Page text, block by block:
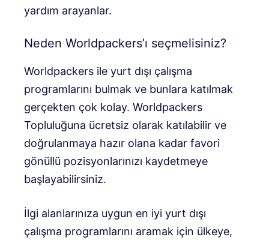
yardım arayanlar.
Neden Worldpackers’ı seçmelisiniz?
Worldpackers ile yurt dışı çalışma
programlarını bulmak ve bunlara katılmak
gerçekten çok kolay. Worldpackers
Topluluğuna ücretsiz olarak katılabilir ve
doğrulanmaya hazır olana kadar favori
gönüllü pozisyonlarınızı kaydetmeye
başlayabilirsiniz.
İlgi alanlarınıza uygun en iyi yurt dışı
çalışma programlarını aramak için ülkeye,